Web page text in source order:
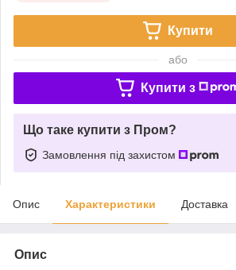
Купити
або
Купити з
Що таке купити з Пром?
Замовлення під захистом
Опис Характеристики Доставка
Опис